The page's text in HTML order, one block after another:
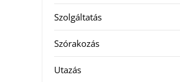
Szolgáltatás
Szórakozás
Utazás